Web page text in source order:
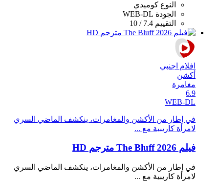
النوع كوميدي
الجودة WEB-DL
التقييم 7.4 / 10
افلام اجنبي
أكشن
مغامرة
6.9
WEB-DL
في إطار من الأكشن والمغامرات، ينكشف الماضي السري
لامرأة كاريبية مع ...
فيلم The Bluff 2026 مترجم HD
في إطار من الأكشن والمغامرات، ينكشف الماضي السري
لامرأة كاريبية مع ...